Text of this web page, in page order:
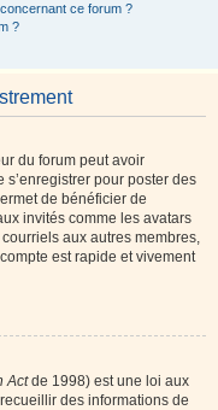
ce forum ?
?
du forum peut avoir
s’enregistrer pour poster des
de bénéficier de
invités comme les avatars
aux autres membres,
est rapide et vivement
Actde 1998) est une loi aux
des informations de